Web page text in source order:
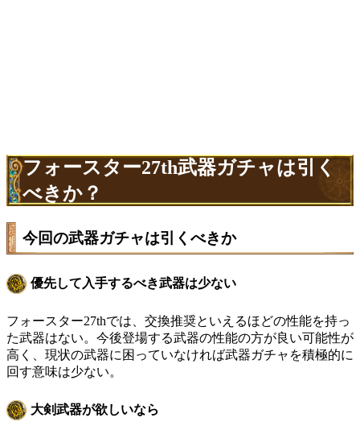
フォースター27th武器ガチャは引く
べきか？
今回の武器ガチャは引くべきか
優先して入手するべき武器は少ない
フォースター27thでは、交換推奨といえるほどの性能を持っ
た武器はない。今後登場する武器の性能の方が良い可能性が
高く、現状の武器に困っていなければ武器ガチャを積極的に
回す意味は少ない。
大剣武器が欲しいなら